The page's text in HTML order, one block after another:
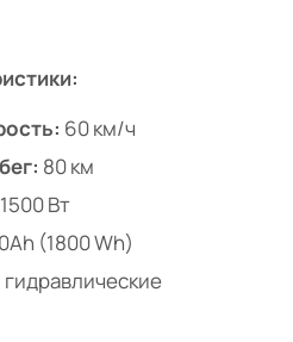
60 км/ч
80 км
1500 Вт
(1800 Wh)